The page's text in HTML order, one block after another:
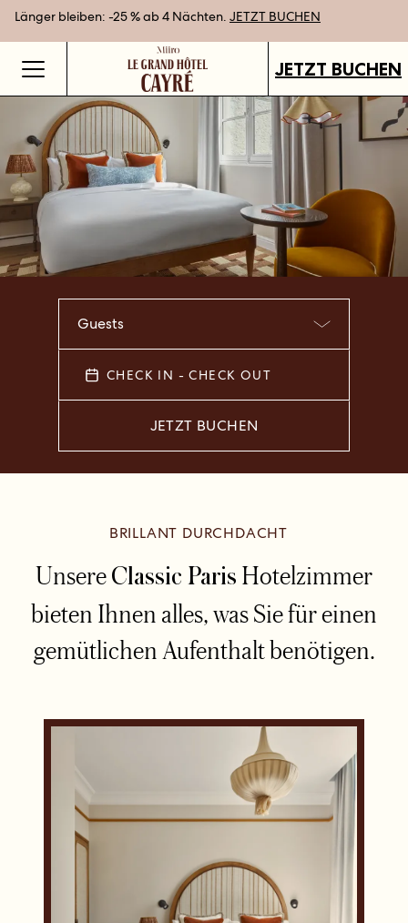
Länger bleiben: -25 % ab 4 Nächten. JETZT BUCHEN
Geschenkgutscheine jetzt an all unseren Standorten verfügbar.
Bestpreisgarantie bei Direktbuchung
JETZT BUCHEN
Guests
CHECK IN - CHECK OUT
JETZT BUCHEN
BRILLANT DURCHDACHT
Unsere Classic Paris Hotelzimmer
bieten Ihnen alles, was Sie für einen
gemütlichen Aufenthalt benötigen.